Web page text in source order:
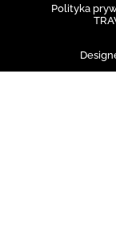
Polityka